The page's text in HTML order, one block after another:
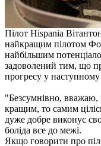
Пілот Hispania
найкращим пілотом
найбільшим
задоволений тим, що
прогресу у наступному
"Безсумнівно,
кращим, то самим
дуже добре виконує
боліда все до межі.
Якщо говорити про